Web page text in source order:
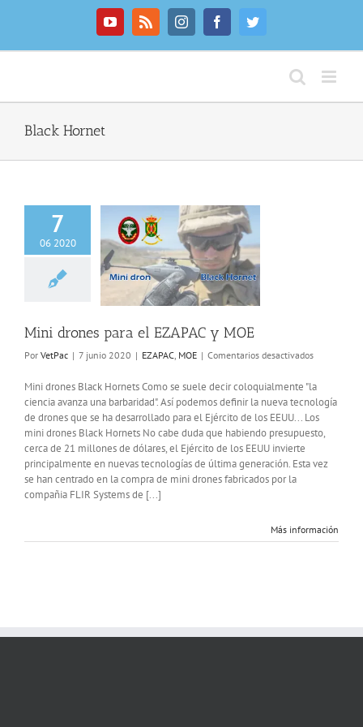
YouTubeRss InstagramFacebookTwitter
Black Hornet
7
06 2020
para el
MOE
Mini drones para el EZAPAC y MOE
Por VetPac | 7 junio 2020 | EZAPAC, MOE | Comentarios desactivadosen
drones
para
el
EZAPAC
Mini drones Black Hornets Como se suele decir coloquialmente "la
ciencia avanza una barbaridad". Así podemos definir la nueva tecnología
de drones que se ha desarrollado para el Ejército de los EEUU... Los
mini drones Black Hornets No cabe duda que habiendo presupuesto,
cerca de 21 millones de dólares, el Ejército de los EEUU invierte
principalmente en nuevas tecnologías de última generación. Esta vez
se han centrado en la compra de mini drones fabricados por la
compañia FLIR Systems de [...]
Más información